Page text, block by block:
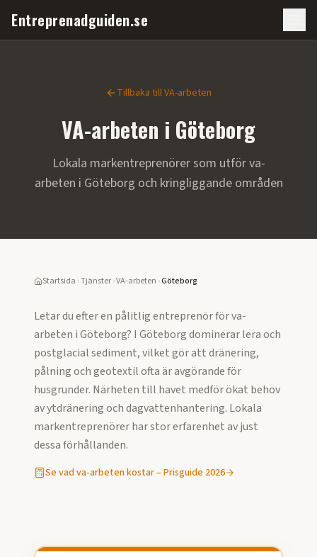
Entreprenadguiden.se
Tillbaka tillVA-arbeten
VA-arbeten i Göteborg
Lokala markentreprenörer som utförva-
arbeten i Göteborg och kringliggande områden
Startsida ›Tjänster›VA-arbeten ›Göteborg
Letar du efter en pålitlig entreprenör förva-
arbeten iGöteborg? I Göteborg dominerar lera och
postglacial sediment, vilket gör att dränering,
pålning och geotextil ofta är avgörande för
husgrunder. Närheten till havet medför ökat behov
av ytdränering och dagvattenhantering. Lokala
markentreprenörer har stor erfarenhet av just
dessa förhållanden.
Se vadva-arbetenkostar – Prisguide 2026